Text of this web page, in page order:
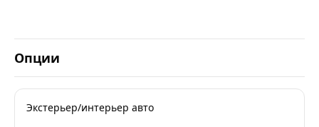
Опции
Экстерьер/интерьер авто